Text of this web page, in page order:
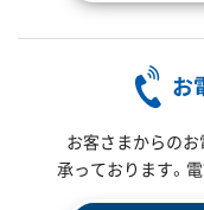
お
お客さまからの
承っております。